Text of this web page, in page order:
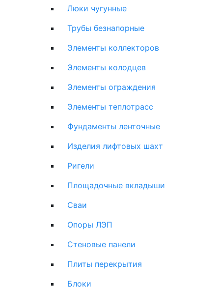
Люки чугунные
Трубы безнапорные
Элементы коллекторов
Элементы колодцев
Элементы ограждения
Элементы теплотрасс
Фундаменты ленточные
Изделия лифтовых шахт
Ригели
Площадочные вкладыши
Сваи
Опоры ЛЭП
Стеновые панели
Плиты перекрытия
Блоки